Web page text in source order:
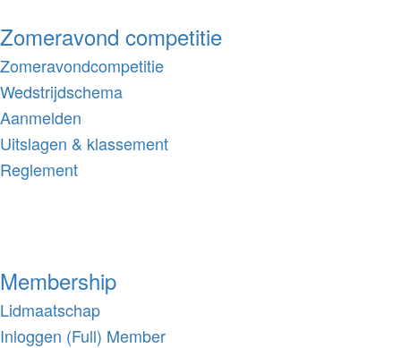
Zomeravond competitie
Zomeravondcompetitie
Wedstrijdschema
Aanmelden
Uitslagen & klassement
Reglement
Membership
Lidmaatschap
Inloggen (Full) Member